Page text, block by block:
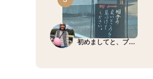
初めましてと、ブ…